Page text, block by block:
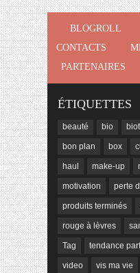
BLOGROLL
CONTACTS
PARTENAIRES
ÉTIQUETTES
beauté bio
bon plan box
haul make-up
motivation perte
produits terminés
rouge à lèvres
Tag tendance
video vis ma vie